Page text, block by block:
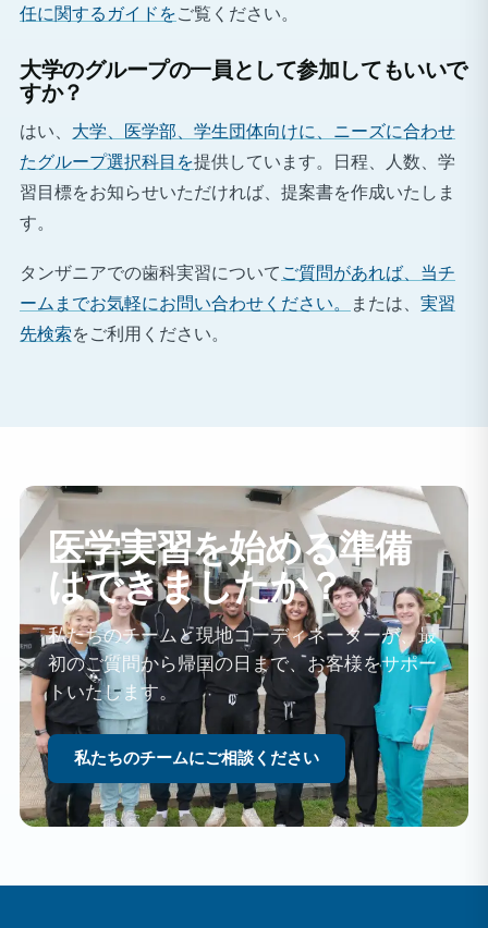
任に関するガイドをご覧ください。
大学のグループの一員として参加してもいいで
すか？
はい、 大学、医学部、学生団体向けに、ニーズに合わせ
たグループ選択科目を提供しています。日程、人数、学
習目標をお知らせいただければ、提案書を作成いたしま
す。
タンザニアでの歯科実習についてご質問があれば、当チ
ームまでお気軽にお問い合わせください。
または、 実習
先検索をご利用ください。
医学実習を始める準備
はできましたか？
私たちのチームと現地コーディネーターが、最
初のご質問から帰国の日まで、お客様をサポー
トいたします。
私たちのチームにご相談ください